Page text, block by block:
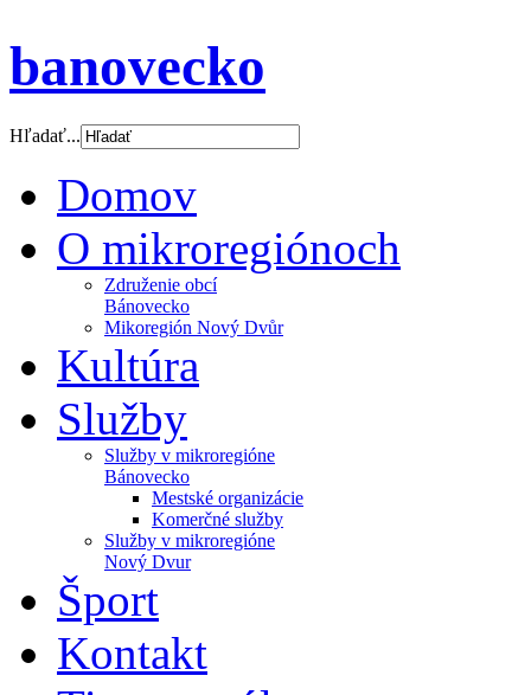
banovecko
Hľadať...
Domov
O mikroregiónoch
Združenie obcí
Bánovecko
Mikoregión Nový Dvůr
Kultúra
Služby
Služby v mikroregióne
Bánovecko
Mestské organizácie
Komerčné služby
Služby v mikroregióne
Nový Dvur
Šport
Kontakt